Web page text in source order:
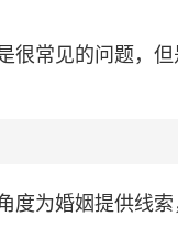
很常见的问题，
度为婚姻提供线